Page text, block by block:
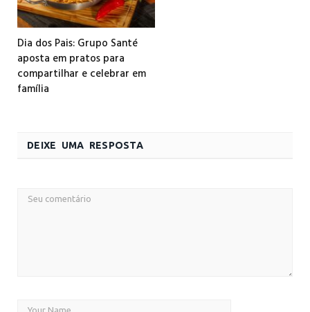
Dia dos Pais: Grupo Santé
aposta em pratos para
compartilhar e celebrar em
família
DEIXE UMA RESPOSTA